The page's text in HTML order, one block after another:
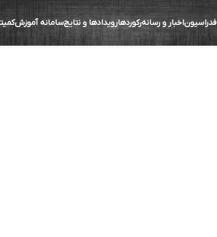
فدراسیوناخبار و رسانهرکوردهارویدادها و نتایجسامانه آموزش